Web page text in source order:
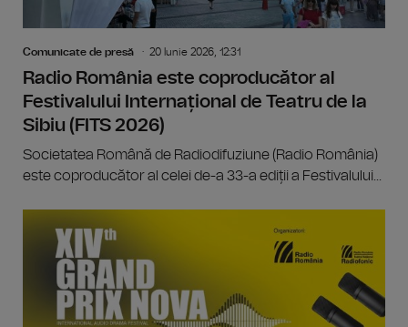
Comunicate de presă 20 Iunie 2026, 12:31
Radio România este coproducător al
Festivalului Internațional de Teatru de la
Sibiu (FITS 2026)
Societatea Română de Radiodifuziune (Radio România)
este coproducător al celei de-a 33-a ediții a Festivalului...